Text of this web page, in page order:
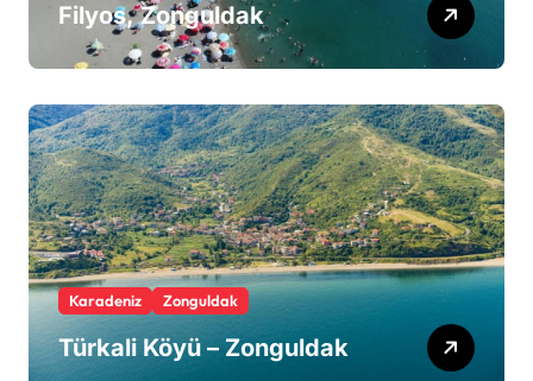
Filyos, Zonguldak
Karadeniz Zonguldak
Türkali Köyü – Zonguldak